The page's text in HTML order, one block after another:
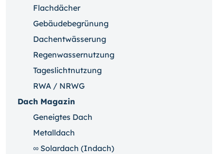
Flachdächer
Gebäudebegrünung
Dachentwässerung
Regenwassernutzung
Tageslichtnutzung
RWA / NRWG
Dach Magazin
Geneigtes Dach
Metalldach
∞ Solardach (Indach)